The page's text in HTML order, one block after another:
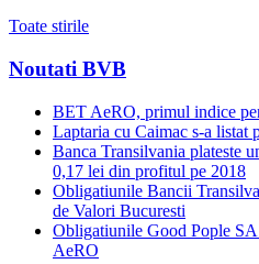
Toate stirile
Noutati BVB
BET AeRO, primul indice
Laptaria cu Caimac s-a listat
Banca Transilvania plateste
0,17 lei din profitul pe 2018
Obligatiunile Bancii
de Valori Bucuresti
Obligatiunile Good Pople
AeRO